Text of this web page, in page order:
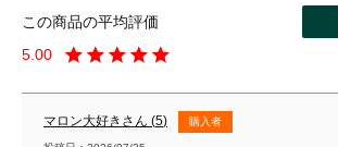
5.00
マロン大好き 5 購入者